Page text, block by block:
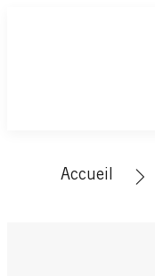
Accueil